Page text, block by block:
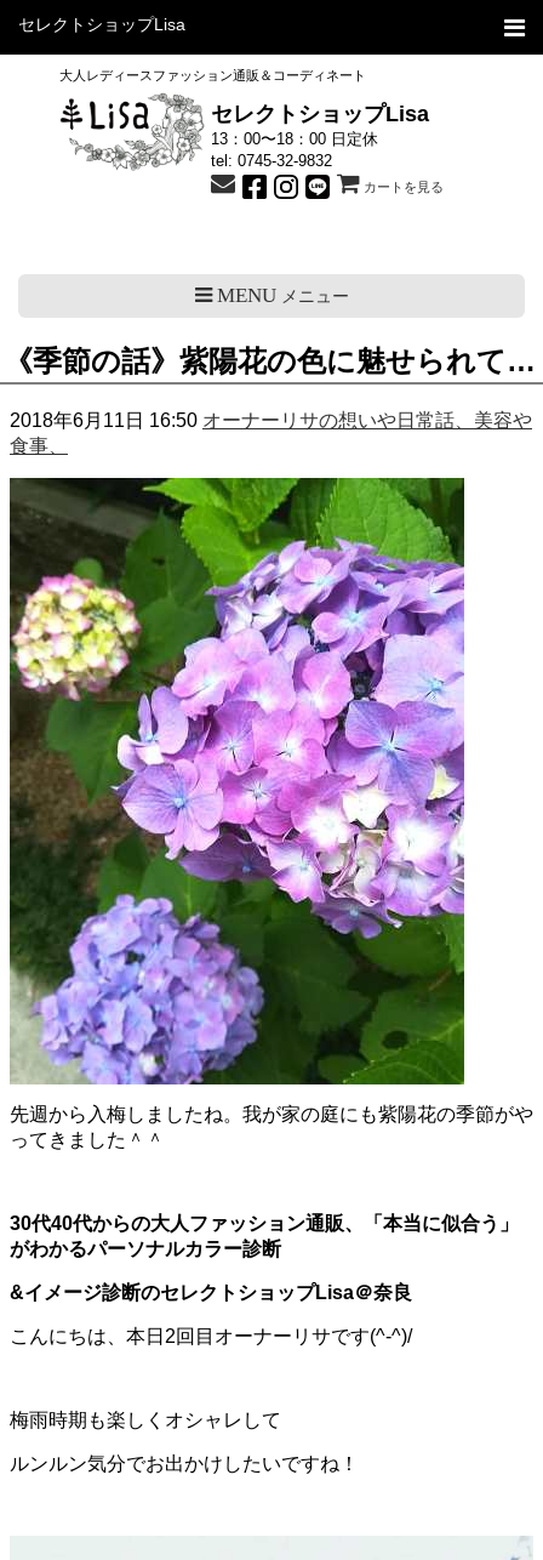
セレクトショップLisa
大人レディースファッション通販＆コーディネート
セレクトショップLisa
13：00〜18：00 日定休
tel: 0745-32-9832
カートを見る
MENUメニュー
《季節の話》紫陽花の色に魅せられて…
2018年6月11日 16:50 オーナーリサの想いや日常話、美容や
食事、
先週から入梅しましたね。我が家の庭にも紫陽花の季節がや
ってきました＾＾
30代40代からの大人ファッション通販、「本当に似合う」
がわかるパーソナルカラー診断
&イメージ診断のセレクトショップLisa＠奈良
こんにちは、本日2回目オーナーリサです(^-^)/
梅雨時期も楽しくオシャレして
ルンルン気分でお出かけしたいですね！